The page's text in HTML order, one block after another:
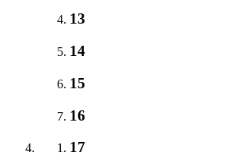
13
14
15
16
17